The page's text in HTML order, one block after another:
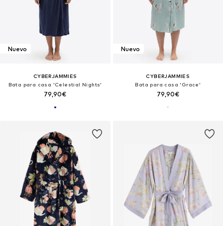
Nuevo
CYBERJAMMIES
Bata para casa 'Celestial Nights'
79,90€
Nuevo
CYBERJAMMIES
Bata para casa 'Grace'
79,90€